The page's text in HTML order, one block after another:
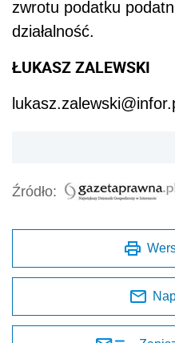
zwrotu podatku
działalność.
ŁUKASZ ZALEWSKI
Źródło: